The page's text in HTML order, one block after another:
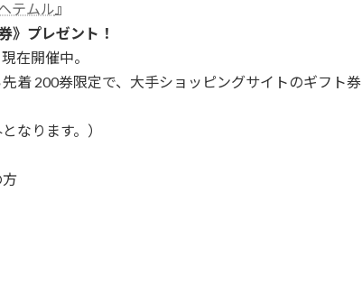
テムル 』
》プレゼント！
在開催中。
着 200券限定で、大手ショッピングサイトのギフト券
なります。）
方